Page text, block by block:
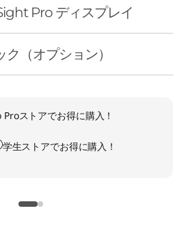
Pro ディスプレイ
（オプション）
Proストアでお得に購入！
学生ストアでお得に購入！